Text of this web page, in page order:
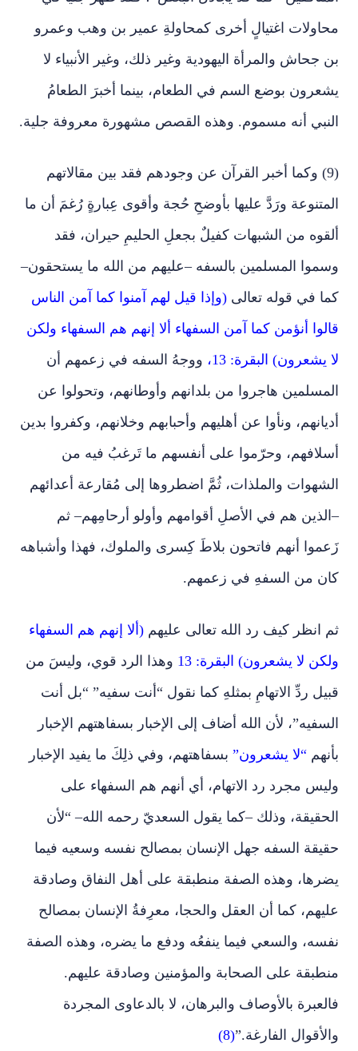
محاولات اغتيالٍ أخرى كمحاولةِ عمير بن وهب وعمرو
بن جحاش والمرأة اليهودية وغير ذلك، وغير الأنبياء لا
يشعرون بوضع السم في الطعام، بينما أخبرَ الطعامُ
النبي أنه مسموم. وهذه القصص مشهورة معروفة جلية.
(9) وكما أخبر القرآن عن وجودهم فقد بين مقالاتهم
المتنوعة ورَدَّ عليها بأوضحِ حُجة وأقوى عِبارةٍ رُغمَ أن ما
ألقوه من الشبهات كفيلٌ بجعلِ الحليمِ حيران، فقد
وسموا المسلمين بالسفه –عليهم من الله ما يستحقون–
كما في قوله تعالى (وإذا قيل لهم آمنوا كما آمن الناس
قالوا أنؤمن كما آمن السفهاء ألا إنهم هم السفهاء ولكن
لا يشعرون) البقرة: 13،
ووجهُ السفه في زعمهم أن
المسلمين هاجروا من بلدانهم وأوطانهم، وتحولوا عن
أديانهم، ونأوا عن أهليهم وأحبابهم وخلانهم، وكفروا بدين
أسلافهم، وحرّموا على أنفسهم ما تَرغبُ فيه من
الشهوات والملذات، ثُمَّ اضطروها إلى مُقارعة أعدائهم
–الذين هم في الأصلِ أقوامهم وأولو أرحامِهم– ثم
زَعموا أنهم فاتحون بلاطَ كِسرى والملوك، فهذا وأشباهه
كان من السفهِ في زعمهم.
ثم انظر كيف رد الله تعالى عليهم (ألا إنهم هم السفهاء
ولكن لا يشعرون) البقرة: 13
وهذا الرد قوي، وليسَ من
قبيل ردِّ الاتهامِ بمثلهِ كما نقول “أنت سفيه” “بل أنت
السفيه”، لأن الله أضاف إلى الإخبار بسفاهتهم الإخبار
بأنهم “لا يشعرون” بسفاهتهم، وفي ذلِكَ ما يفيد الإخبار
وليس مجرد رد الاتهام، أي أنهم هم السفهاء على
الحقيقة، وذلك –كما يقول السعديّ رحمه الله– “لأن
حقيقة السفه جهل الإنسان بمصالح نفسه وسعيه فيما
يضرها، وهذه الصفة منطبقة على أهل النفاق وصادقة
عليهم، كما أن العقل والحجا، معرِفةُ الإنسان بمصالح
نفسه، والسعي فيما ينفعُه ودفع ما يضره، وهذه الصفة
منطبقة على الصحابة والمؤمنين وصادقة عليهم.
فالعبرة بالأوصاف والبرهان، لا بالدعاوى المجردة
والأقوال الفارغة.”(8)